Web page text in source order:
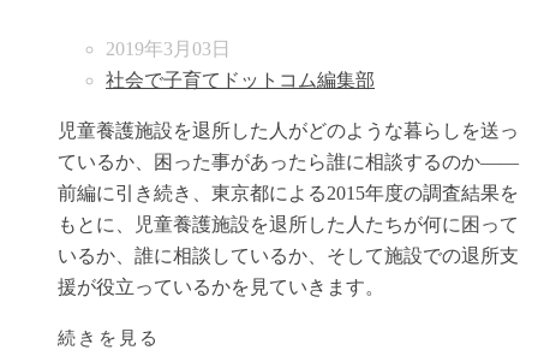
2019年3月03日
社会で子育てドットコム編集部
児童養護施設を退所した人がどのような暮らしを送っ
ているか、困った事があったら誰に相談するのか――
前編に引き続き、東京都による2015年度の調査結果を
もとに、児童養護施設を退所した人たちが何に困って
いるか、誰に相談しているか、そして施設での退所支
援が役立っているかを見ていきます。
続きを見る